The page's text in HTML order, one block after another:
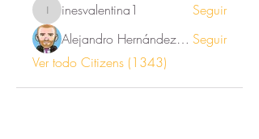
inesvalentina1
inesvalentina1
Seguir
Alejandro Hernández Renner Seguir
Ver todo Citizens (1343)